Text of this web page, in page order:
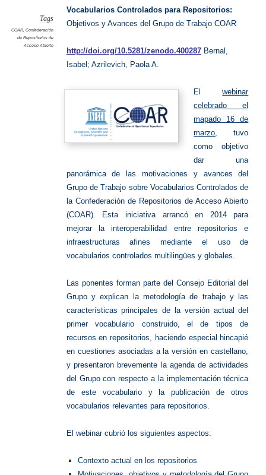
Tags
COAR, Confederación
de Repositorios de
Acceso Abierto
Vocabularios Controlados para Repositorios:
Objetivos y Avances del Grupo de Trabajo COAR
http://doi.org/10.5281/zenodo.400287Bernal,
Isabel ; Azrilevich, Paola A.
Elwebinar
celebrado el
mapado 16 de
marzo, tuvo
como objetivo
dar una
panorámica de las motivaciones y avances del
Grupo de Trabajo sobre Vocabularios Controlados de
la Confederación de Repositorios de Acceso Abierto
(COAR). Esta iniciativa arrancó en 2014 para
mejorar la interoperabilidad entre repositorios e
infraestructuras afines mediante el uso de
vocabularios controlados multilingües y globales.
Las ponentes forman parte del Consejo Editorial del
Grupo y explican la metodología de trabajo y las
características principales de la versión actual del
primer vocabulario construido, el de tipos de
recursos en repositorios, haciendo especial hincapié
en cuestiones asociadas a la versión en castellano,
y presentaron brevemente la agenda de actividades
del Grupo con respecto a la implementación técnica
de este vocabulario y la publicación de otros
vocabularios relevantes para repositorios.
El webinar cubrió los siguientes aspectos:
Contexto actual en los repositorios